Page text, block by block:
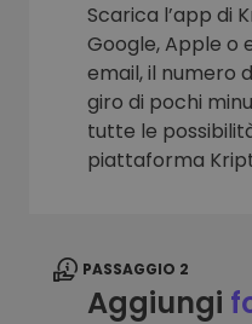
Scarica l’app di
Google, Apple o
email, il numero
giro di pochi
tutte le
piattaforma
PASSAGGIO 2
Aggiungi